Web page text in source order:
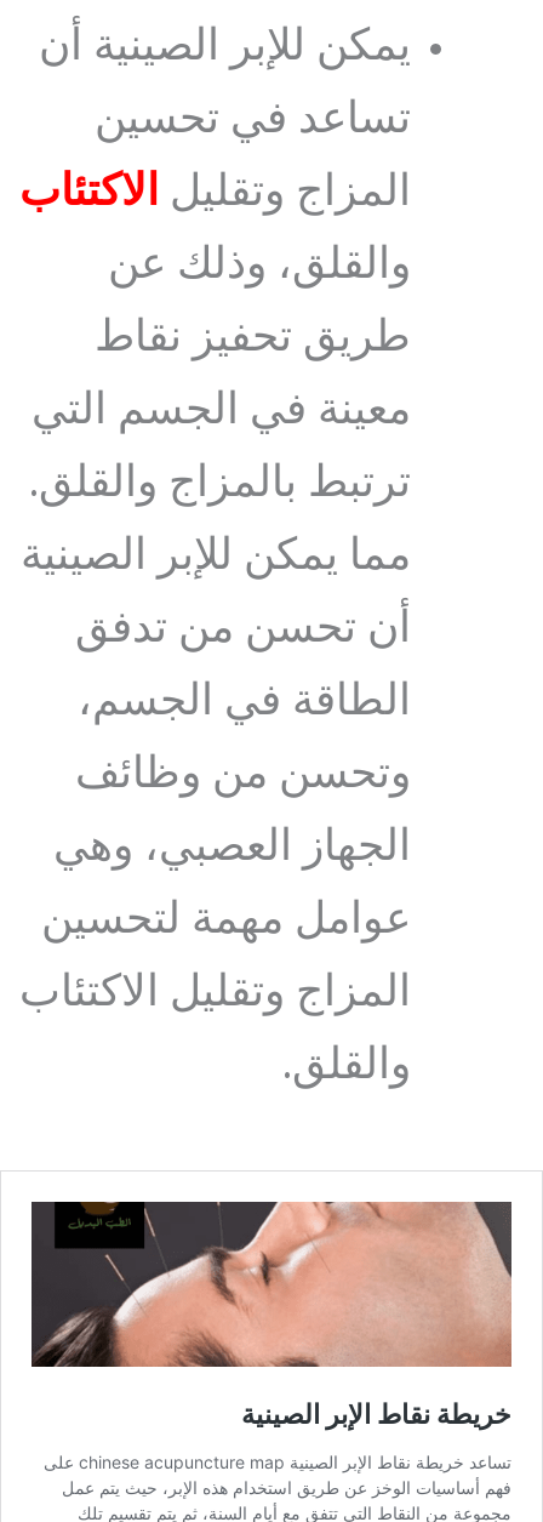
يمكن للإبر الصينية أن
تساعد في تحسين
المزاج وتقليل الاكتئاب
والقلق، وذلك عن
طريق تحفيز نقاط
معينة في الجسم التي
ترتبط بالمزاج والقلق.
مما يمكن للإبر الصينية
أن تحسن من تدفق
الطاقة في الجسم،
وتحسن من وظائف
الجهاز العصبي، وهي
عوامل مهمة لتحسين
المزاج وتقليل الاكتئاب
والقلق.